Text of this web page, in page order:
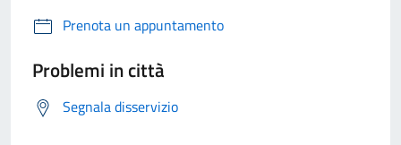
Prenota un appuntamento
Problemi in città
Segnala disservizio